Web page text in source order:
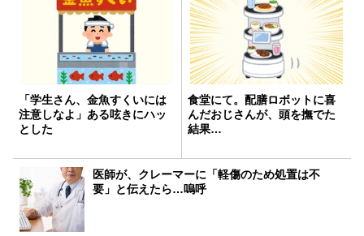
「学生さん、金魚すくいには
注意しなよ」ある呟きにハッ
とした
食堂にて。配膳ロボットに喜
んだおじさんが、頭を撫でた
結果…
医師が、クレーマーに「軽傷のため処置は不
要」と伝えたら…嗚呼